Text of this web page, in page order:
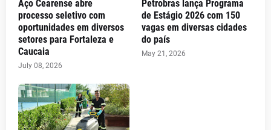
Aço Cearense abre
processo seletivo com
oportunidades em diversos
setores para Fortaleza e
Caucaia
July 08, 2026
Petrobras lança Programa
de Estágio 2026 com 150
vagas em diversas cidades
do país
May 21, 2026